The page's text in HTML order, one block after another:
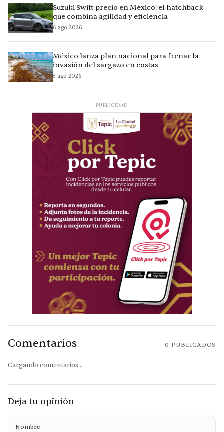
Suzuki Swift precio en México: el hatchback
que combina agilidad y eficiencia
6 ago 2026
México lanza plan nacional para frenar la
invasión del sargazo en costas
5 ago 2026
PUBLICIDAD
Comentarios 0 PUBLICADOS
Cargando comentarios...
Deja tu opinión
Nombre